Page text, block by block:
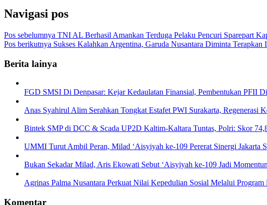
Navigasi pos
Pos sebelumnya TNI AL Berhasil Amankan Terduga Pelaku Pencuri Sparepart
Pos berikutnya Sukses Kalahkan Argentina, Garuda Nusantara Diminta Terapkan
Berita lainya
FGD SMSI Di Denpasar: Kejar Kedaulatan Finansial, Pembentukan PFII
Anas Syahirul Alim Serahkan Tongkat Estafet PWI Surakarta, Regenerasi
Bintek SMP di DCC & Scada UP2D Kaltim-Kaltara Tuntas, Polri: Skor
UMMI Turut Ambil Peran, Milad ‘Aisyiyah ke-109 Pererat Sinergi Jakarta
Bukan Sekadar Milad, Aris Ekowati Sebut ‘Aisyiyah ke-109 Jadi
Agrinas Palma Nusantara Perkuat Nilai Kepedulian Sosial Melalui Program
Komentar